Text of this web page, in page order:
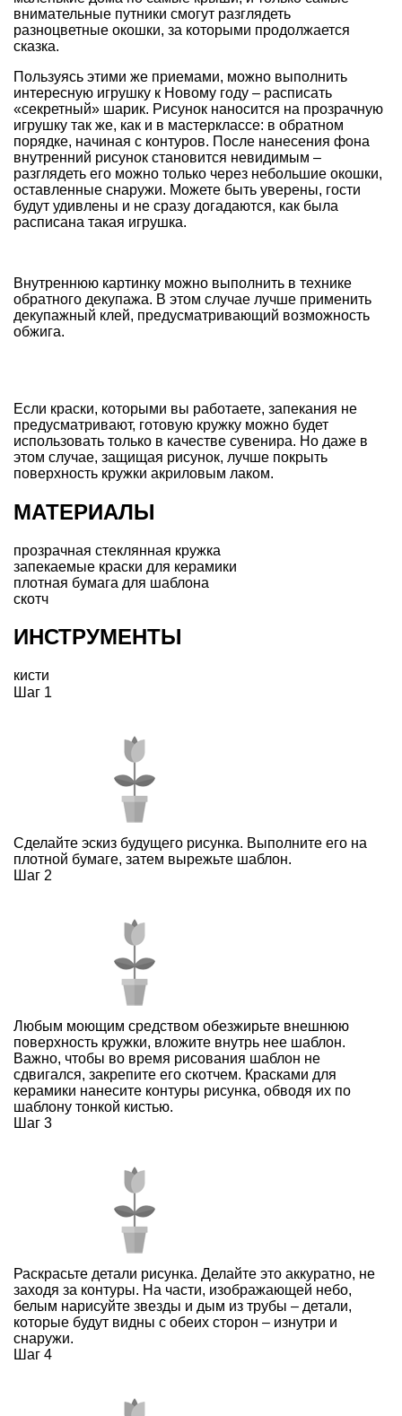
внимательные путники смогут разглядеть
разноцветные окошки, за которыми продолжается
сказка.
Пользуясь этими же приемами, можно выполнить
интересную игрушку к Новому году – расписать
«секретный» шарик. Рисунок наносится на прозрачную
игрушку так же, как и в мастерклассе: в обратном
порядке, начиная с контуров. После нанесения фона
внутренний рисунок становится невидимым –
разглядеть его можно только через небольшие окошки,
оставленные снаружи. Можете быть уверены, гости
будут удивлены и не сразу догадаются, как была
расписана такая игрушка.
Внутреннюю картинку можно выполнить в технике
обратного декупажа. В этом случае лучше применить
декупажный клей, предусматривающий возможность
обжига.
Если краски, которыми вы работаете, запекания не
предусматривают, готовую кружку можно будет
использовать только в качестве сувенира. Но даже в
этом случае, защищая рисунок, лучше покрыть
поверхность кружки акриловым лаком.
МАТЕРИАЛЫ
прозрачная стеклянная кружка
запекаемые краски для керамики
плотная бумага для шаблона
скотч
ИНСТРУМЕНТЫ
кисти
Шаг 1
Сделайте эскиз будущего рисунка. Выполните его на
плотной бумаге, затем вырежьте шаблон.
Шаг 2
Любым моющим средством обезжирьте внешнюю
поверхность кружки, вложите внутрь нее шаблон.
Важно, чтобы во время рисования шаблон не
сдвигался, закрепите его скотчем. Красками для
керамики нанесите контуры рисунка, обводя их по
шаблону тонкой кистью.
Шаг 3
Раскрасьте детали рисунка. Делайте это аккуратно, не
заходя за контуры. На части, изображающей небо,
белым нарисуйте звезды и дым из трубы – детали,
которые будут видны с обеих сторон – изнутри и
снаружи.
Шаг 4